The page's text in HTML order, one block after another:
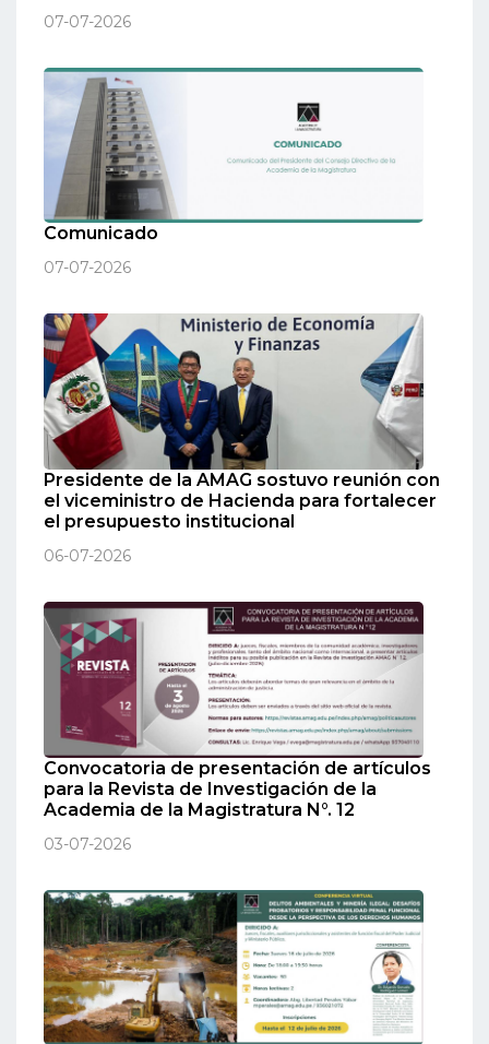
07-07-2026
Comunicado
07-07-2026
Presidente de la AMAG sostuvo reunión con
el viceministro de Hacienda para fortalecer
el presupuesto institucional
06-07-2026
Convocatoria de presentación de artículos
para la Revista de Investigación de la
Academia de la Magistratura N°. 12
03-07-2026